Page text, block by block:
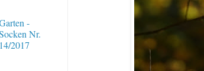
-
Nr.
14/2017